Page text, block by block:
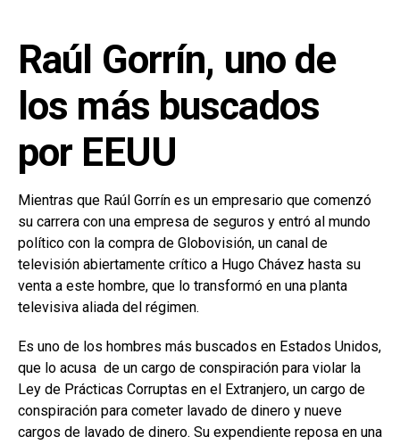
Raúl Gorrín, uno de
los más buscados
por EEUU
Mientras que Raúl Gorrín es un empresario que comenzó
su carrera con una empresa de seguros y entró al mundo
político con la compra de Globovisión, un canal de
televisión abiertamente crítico a Hugo Chávez hasta su
venta a este hombre, que lo transformó en una planta
televisiva aliada del régimen.
Es uno de los hombres más buscados en Estados Unidos,
que lo acusa de un cargo de conspiración para violar la
Ley de Prácticas Corruptas en el Extranjero, un cargo de
conspiración para cometer lavado de dinero y nueve
cargos de lavado de dinero. Su expendiente reposa en una